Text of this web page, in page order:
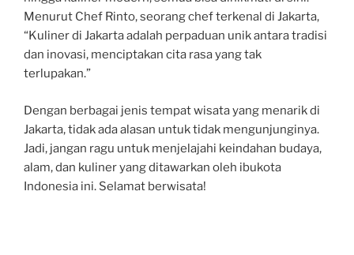
Menurut Chef Rinto, seorang chef terkenal di Jakarta,
“Kuliner di Jakarta adalah perpaduan unik antara tradisi
dan inovasi, menciptakan cita rasa yang tak
terlupakan.”
Dengan berbagai jenis tempat wisata yang menarik di
Jakarta, tidak ada alasan untuk tidak mengunjunginya.
Jadi, jangan ragu untuk menjelajahi keindahan budaya,
alam, dan kuliner yang ditawarkan oleh ibukota
Indonesia ini. Selamat berwisata!